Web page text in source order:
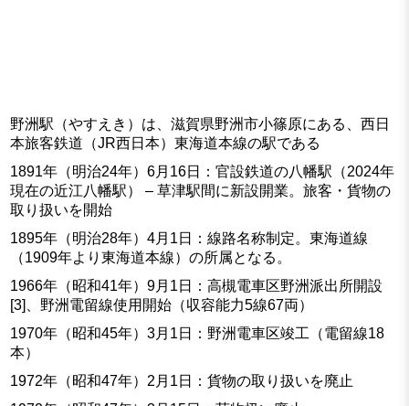
野洲駅（やすえき）は、滋賀県野洲市小篠原にある、西日
本旅客鉄道（JR西日本）東海道本線の駅である
1891年（明治24年）6月16日：官設鉄道の八幡駅（2024年
現在の近江八幡駅） – 草津駅間に新設開業。旅客・貨物の
取り扱いを開始
1895年（明治28年）4月1日：線路名称制定。東海道線
（1909年より東海道本線）の所属となる。
1966年（昭和41年）9月1日：高槻電車区野洲派出所開設
[3]、野洲電留線使用開始（収容能力5線67両）
1970年（昭和45年）3月1日：野洲電車区竣工（電留線18
本）
1972年（昭和47年）2月1日：貨物の取り扱いを廃止